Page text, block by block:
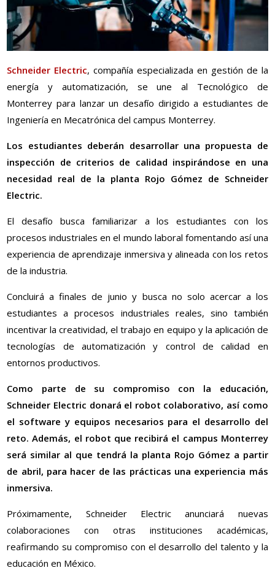
Schneider Electric, compañía especializada en gestión de la
energía y automatización, se une al Tecnológico de
Monterrey para lanzar un desafío dirigido a estudiantes de
Ingeniería en Mecatrónica del campus Monterrey.
Los estudiantes deberán desarrollar una propuesta de
inspección de criterios de calidad inspirándose en una
necesidad real de la planta Rojo Gómez de Schneider
Electric.
El desafío busca familiarizar a los estudiantes con los
procesos industriales en el mundo laboral fomentando así una
experiencia de aprendizaje inmersiva y alineada con los retos
de la industria.
Concluirá a finales de junio y busca no solo acercar a los
estudiantes a procesos industriales reales, sino también
incentivar la creatividad, el trabajo en equipo y la aplicación de
tecnologías de automatización y control de calidad en
entornos productivos.
Como parte de su compromiso con la educación,
Schneider Electric donará el robot colaborativo, así como
el software y equipos necesarios para el desarrollo del
reto. Además, el robot que recibirá el campus Monterrey
será similar al que tendrá la planta Rojo Gómez a partir
de abril, para hacer de las prácticas una experiencia más
inmersiva.
Próximamente, Schneider Electric anunciará nuevas
colaboraciones con otras instituciones académicas,
reafirmando su compromiso con el desarrollo del talento y la
educación en México.